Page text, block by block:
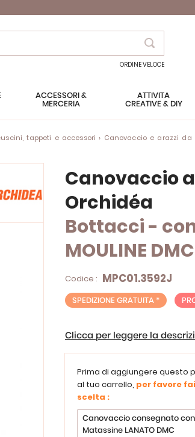
Search
ORDINE VELOCE
ACCESSORI &
MERCERIA
ATTIVITÀ
CREATIVE & DIY
tappeti e accessori
Canovaccio e arazzi da
Canovaccio
Orchidéa
Bottacci -
MOULINE DMC
Codice : MPC01.3592J
SPEDIZIONE GRATUITA *
Clicca per leggere la
Prima di aggiungere questo
al tuo carrello, per favore
scelta :
Canovaccio consegnato con
Matassine LANATO DMC